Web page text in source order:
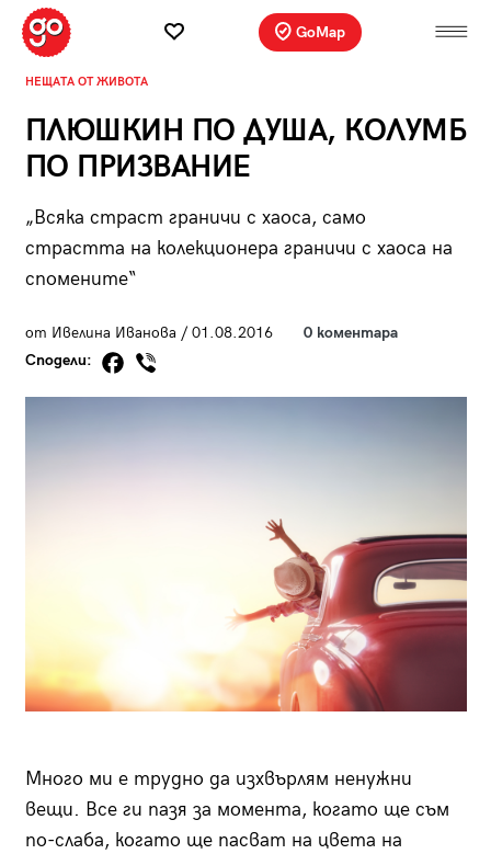
GoMap
НЕЩАТА ОТ ЖИВОТА
ПЛЮШКИН ПО ДУША, КОЛУМБ
ПО ПРИЗВАНИЕ
„Всяка страст граничи с хаоса, само
страстта на колекционера граничи с хаоса на
спомените“
от Ивелина Иванова / 01.08.2016
0 коментара
Сподели:
Много ми е трудно да изхвърлям ненужни
вещи. Все ги пазя за момента, когато ще съм
по-слаба, когато ще пасват на цвета на